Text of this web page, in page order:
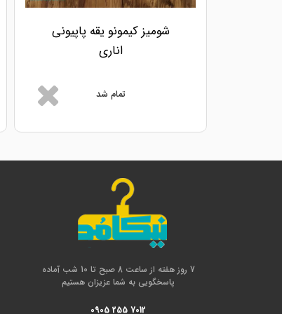
شومیز کیمونو یقه پاپیونی
اناری
تمام شد
7 روز هفته از ساعت 8 صبح تا 10 شب آماده
پاسخگویی به شما عزیزان هستیم
0905 255 7012